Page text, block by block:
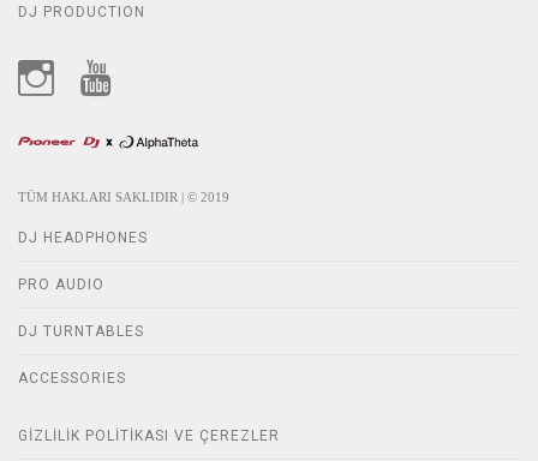
TÜM HAKLARI SAKLIDIR | © 2019
DJ PRODUCTION
DJ HEADPHONES
PRO AUDIO
DJ TURNTABLES
ACCESSORIES
GIZLILIK POLITIKASI VE ÇEREZLER